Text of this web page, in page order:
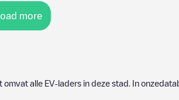
more
omvat alle EV-laders in deze stad. In